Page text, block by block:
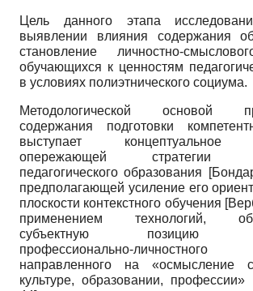
Цель данного этапа
выявлении влияния содержания
становление личностно-
обучающихся к ценностям
в условиях полиэтнического социума.
Методологической основой
содержания подготовки
выступает концептуальное
опережающей стратегии
педагогического образования
[
предполагающей усиление его
плоскости контекстного обучения [
применением технологий,
субъектную позицию
профессионально-личностного
направленного на
культуре, образовании, профессии»